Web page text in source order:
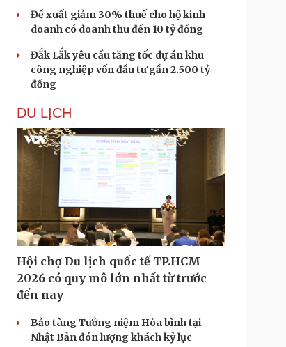
Đề xuất giảm 30% thuế cho hộ kinh
doanh có doanh thu đến 10 tỷ đồng
Đắk Lắk yêu cầu tăng tốc dự án khu
công nghiệp vốn đầu tư gần 2.500 tỷ
đồng
DU LỊCH
Hội chợ Du lịch quốc tế TP.HCM
2026 có quy mô lớn nhất từ trước
đến nay
Bảo tàng Tưởng niệm Hòa bình tại
Nhật Bản đón lượng khách kỷ lục